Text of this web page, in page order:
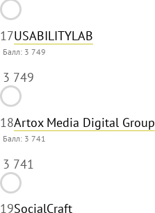
17USABILITYLAB
Балл: 3 749
3 749
18Artox Media Digital Group
Балл: 3 741
3 741
19SocialCraft